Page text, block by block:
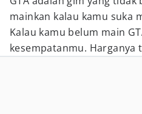
mainkan kalau kamu suka
Kalau kamu belum main
kesempatanmu. Harganya